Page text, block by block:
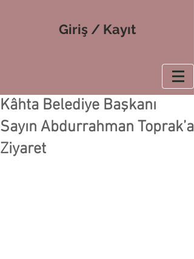
Giriş / Kayıt
Kâhta Belediye Başkanı
Sayın Abdurrahman Toprak’a
Ziyaret